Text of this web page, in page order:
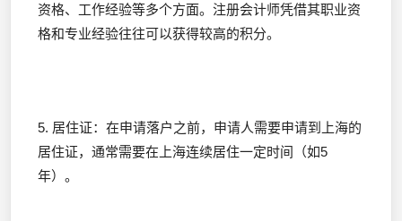
资格、工作经验等多个方面。注册会计师凭借其职业资
格和专业经验往往可以获得较高的积分。
5. 居住证：在申请落户之前，申请人需要申请到上海的
居住证，通常需要在上海连续居住一定时间（如5
年）。